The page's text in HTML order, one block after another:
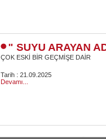
" SUYU ARAYAN
ÇOK ESKİ BİR GEÇMİŞE DAİR
Tarih : 21.09.2025
Devamı...